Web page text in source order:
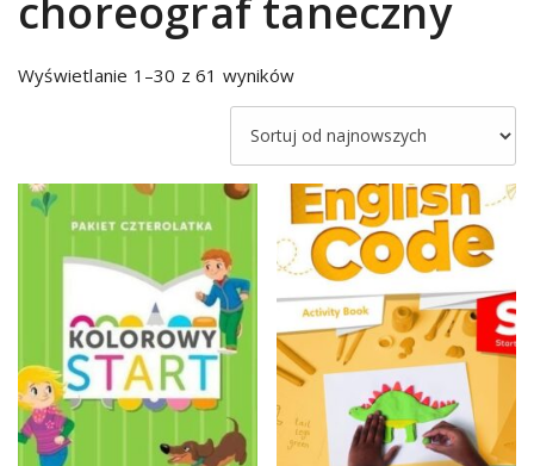
choreograf taneczny
Wyświetlanie 1–30 z 61 wynikówSorted
latest